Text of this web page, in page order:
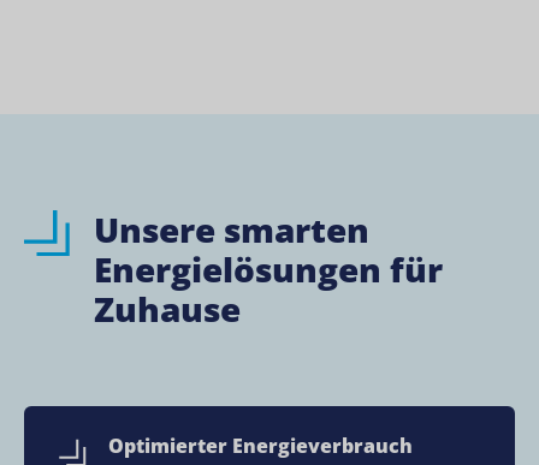
Unsere smarten
Energielösungen für
Zuhause
Optimierter Energieverbrauch